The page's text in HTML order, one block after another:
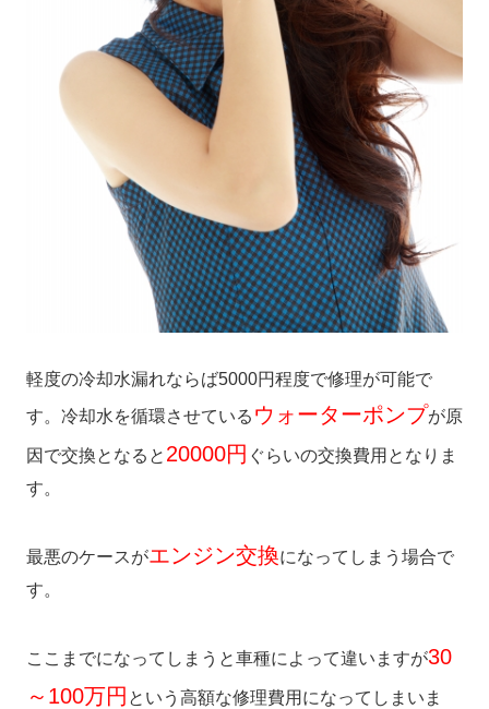
軽度の冷却水漏れならば5000円程度で修理が可能で
す。冷却水を循環させている ウォーターポンプが原
因で交換となると 20000円 ぐらいの交換費用となりま
す。
最悪のケースがエンジン交換になってしまう場合で
す。
ここまでになってしまうと車種によって違いますが30
～100万円 という高額な修理費用になってしまいま